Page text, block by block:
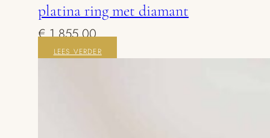
platina ring met diamant
€1.855,00
LEES VERDER